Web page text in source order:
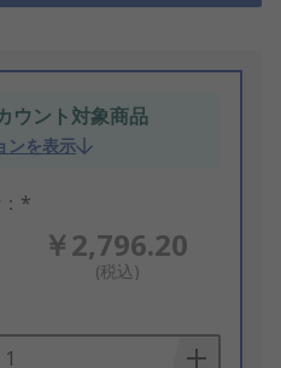
ウント対象商品
ンを表示
*
￥2,796.20
(税込)